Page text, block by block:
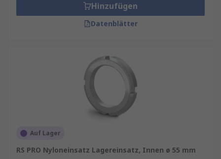
Hinzufügen
Datenblätter
Auf Lager
RS PRO Nyloneinsatz Lagereinsatz, Innen ø 55 mm